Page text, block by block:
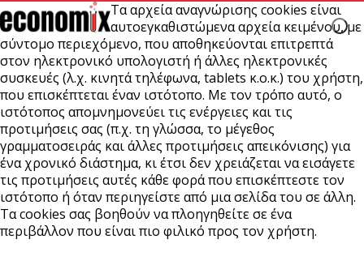
Τα αρχεία αναγνώρισης cookies είναι
αυτοεγκαθιστώμενα αρχεία κειμένου, με
σύντομο περιεχόμενο, που αποθηκεύονται επιτρεπτά
στον ηλεκτρονικό υπολογιστή ή άλλες ηλεκτρονικές
συσκευές (λ.χ. κινητά τηλέφωνα, tablets κ.ο.κ.) του χρήστη,
που επισκέπτεται έναν ιστότοπο. Με τον τρόπο αυτό, ο
ιστότοπος απομνημονεύει τις ενέργειες και τις
προτιμήσεις σας (π.χ. τη γλώσσα, το μέγεθος
γραμματοσειράς και άλλες προτιμήσεις απεικόνισης) για
ένα χρονικό διάστημα, κι έτσι δεν χρειάζεται να εισάγετε
τις προτιμήσεις αυτές κάθε φορά που επισκέπτεστε τον
ιστότοπο ή όταν περιηγείστε από μια σελίδα του σε άλλη.
Τα cookies σας βοηθούν να πλοηγηθείτε σε ένα
περιβάλλον που είναι πιο φιλικό προς τον χρήστη.